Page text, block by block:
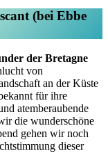
(bei Ebbe
der Bretagne
von
an der Küste
für ihre
atemberaubende
die wunderschöne
gehen wir noch
dieser